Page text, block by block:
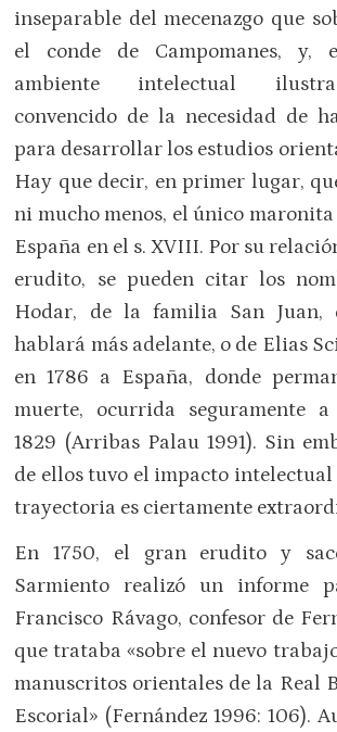
inseparable del mecenazgo que
el conde de Campomanes, y,
ambiente intelectual
convencido de la necesidad de
para desarrollar los estudios
Hay que decir, en primer lugar,
ni mucho menos, el único
España en el s. XVIII. Por su
erudito, se pueden citar los
Hodar, de la familia San Juan,
hablará más adelante, o de Elias
en 1786 a España, donde
muerte, ocurrida seguramente a
1829 (Arribas Palau 1991). Sin
de ellos tuvo el impacto intelectual
trayectoria es ciertamente
En 1750, el gran erudito y
Sarmiento realizó un informe
Francisco Rávago, confesor de
que trataba «sobre el nuevo
manuscritos orientales de la Real
Escorial» (Fernández 1996: 106).